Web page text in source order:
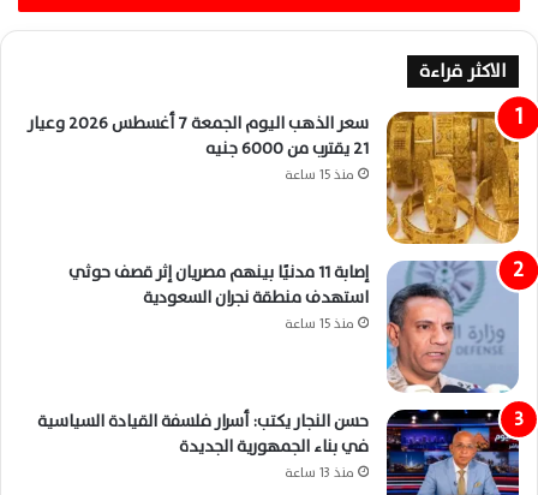
الاكثر قراءة
سعر الذهب اليوم الجمعة 7 أغسطس 2026 وعيار
21 يقترب من 6000 جنيه
منذ 15 ساعة
إصابة 11 مدنيًا بينهم مصريان إثر قصف حوثي
استهدف منطقة نجران السعودية
منذ 15 ساعة
حسن النجار يكتب: أسرار فلسفة القيادة السياسية
في بناء الجمهورية الجديدة
منذ 13 ساعة